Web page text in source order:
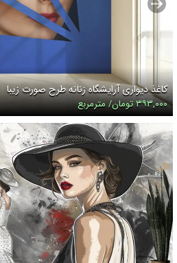
کاغذ دیواری آرایشگاه زنانه طرح صورت زیبا
۳۹۳,۰۰۰ تومان/ مترمربع